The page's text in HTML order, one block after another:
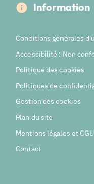
Information
Conditions générales
Accessibilité : Non
Politique des cookies
Politiques de
Gestion des cookies
Plan du site
Mentions légales et CGU
Contact